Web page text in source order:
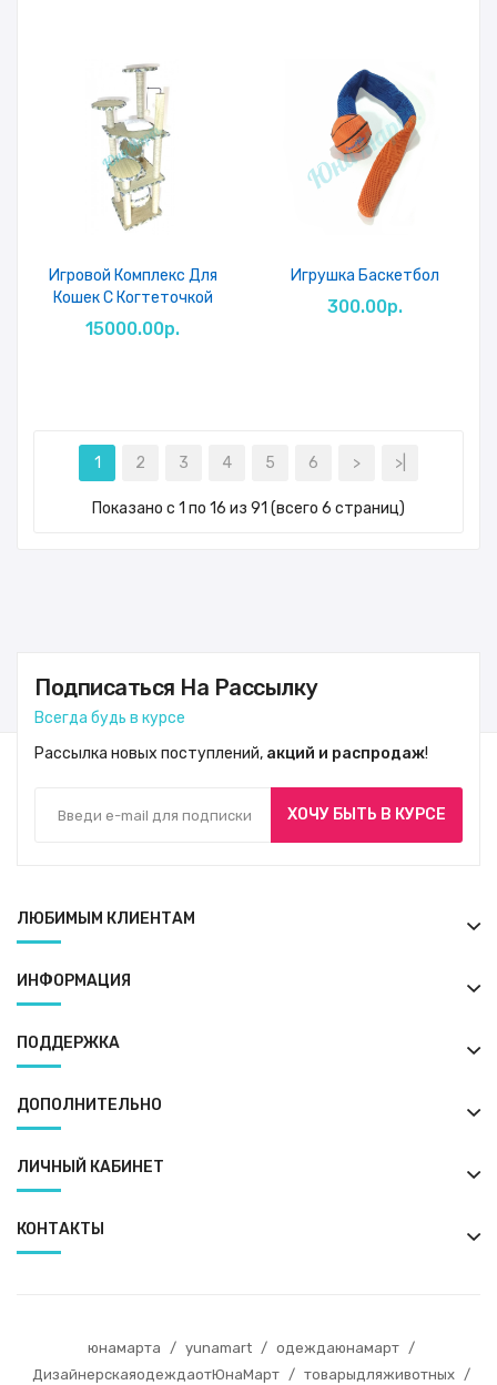
Игровой Комплекс Для
Кошек С Когтеточкой
15000.00р.
Игрушка Баскетбол
300.00р.
1 2 3 4 5 6 > >|
Показано с 1 по 16 из 91 (всего 6 страниц)
Подписаться На Рассылку
Всегда будь в курсе
Рассылка новых поступлений, акций и распродаж!
ХОЧУ БЫТЬ В КУРСЕ
ЛЮБИМЫМ КЛИЕНТАМ
ИНФОРМАЦИЯ
ПОДДЕРЖКА
ДОПОЛНИТЕЛЬНО
ЛИЧНЫЙ КАБИНЕТ
КОНТАКТЫ
юнамарта / yunamart / одеждаюнамарт /
ДизайнерскаяодеждаотЮнаМарт / товарыдляживотных /